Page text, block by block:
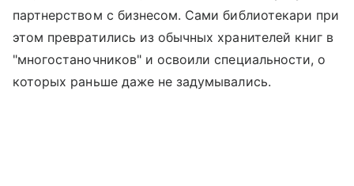
партнерством с бизнесом. Сами библиотекари при
этом превратились из обычных хранителей книг в
"многостаночников" и освоили специальности, о
которых раньше даже не задумывались.